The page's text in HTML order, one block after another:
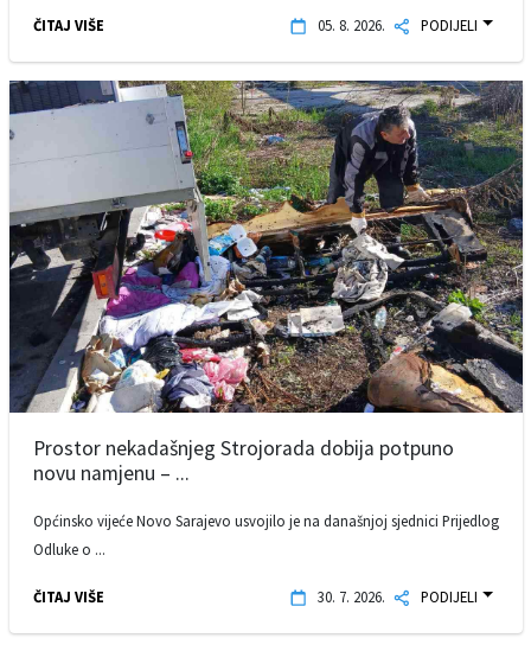
ČITAJ VIŠE 05. 8. 2026. PODIJELI
Prostor nekadašnjeg Strojorada dobija potpuno
novu namjenu – ...
Općinsko vijeće Novo Sarajevo usvojilo je na današnjoj sjednici Prijedlog
Odluke o ...
ČITAJ VIŠE 30. 7. 2026. PODIJELI